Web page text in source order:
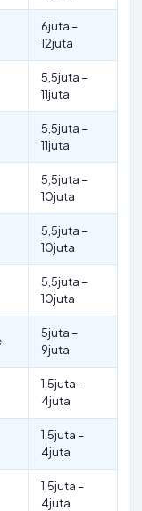
6juta –
12juta
5,5juta –
11juta
5,5juta –
11juta
5,5juta –
10juta
5,5juta –
10juta
5,5juta –
10juta
5juta –
9juta
1,5juta –
4juta
1,5juta –
4juta
1,5juta –
4juta